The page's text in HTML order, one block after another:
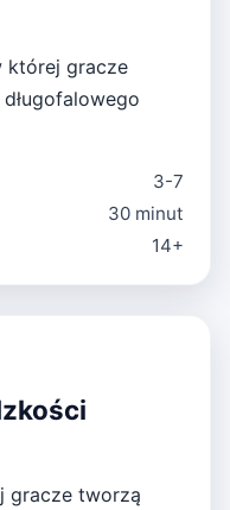
której gracze
3-7
30 minut
14+
gracze tworzą